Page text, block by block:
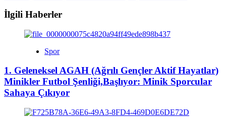
İlgili Haberler
Spor
1. Geleneksel AGAH (Ağrılı Gençler Aktif Hayatlar)
Minikler Futbol Şenliği,Başlıyor: Minik Sporcular
Sahaya Çıkıyor